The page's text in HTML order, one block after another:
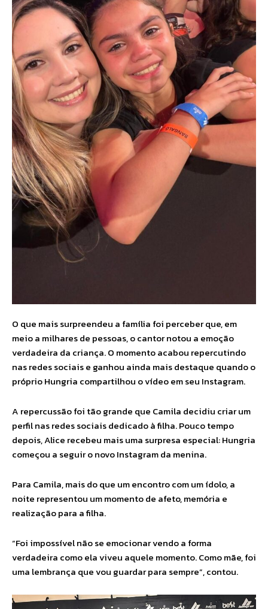
O que mais surpreendeu a família foi perceber que, em
meio a milhares de pessoas, o cantor notou a emoção
verdadeira da criança. O momento acabou repercutindo
nas redes sociais e ganhou ainda mais destaque quando o
próprio Hungria compartilhou o vídeo em seu Instagram.
A repercussão foi tão grande que Camila decidiu criar um
perfil nas redes sociais dedicado à filha. Pouco tempo
depois, Alice recebeu mais uma surpresa especial: Hungria
começou a seguir o novo Instagram da menina.
Para Camila, mais do que um encontro com um ídolo, a
noite representou um momento de afeto, memória e
realização para a filha.
“Foi impossível não se emocionar vendo a forma
verdadeira como ela viveu aquele momento. Como mãe, foi
uma lembrança que vou guardar para sempre”, contou.